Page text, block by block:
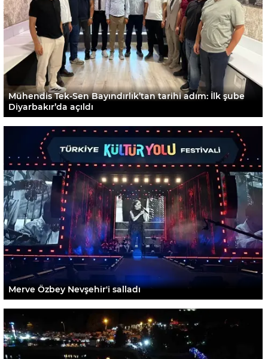
Mühendis Tek-Sen Bayındırlık’tan tarihi adım: İlk şube
Diyarbakır’da açıldı
Merve Özbey Nevşehir'i salladı